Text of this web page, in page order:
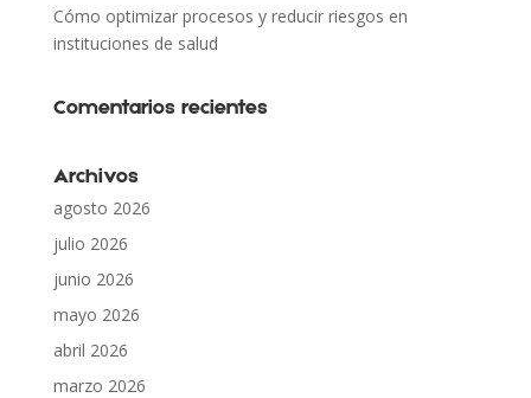
Cómo optimizar procesos y reducir riesgos en
instituciones de salud
Comentarios recientes
Archivos
agosto 2026
julio 2026
junio 2026
mayo 2026
abril 2026
marzo 2026